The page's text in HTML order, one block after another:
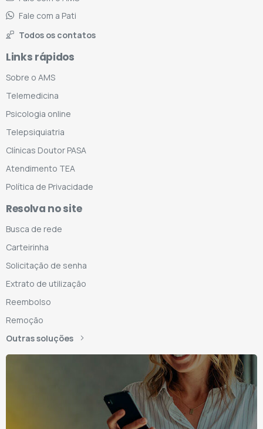
Fale com a Pati
Todos os contatos
Links rápidos
Sobre o AMS
Telemedicina
Psicologia online
Telepsiquiatria
Clínicas Doutor PASA
Atendimento TEA
Política de Privacidade
Resolva no site
Busca de rede
Carteirinha
Solicitação de senha
Extrato de utilização
Reembolso
Remoção
Outras soluções